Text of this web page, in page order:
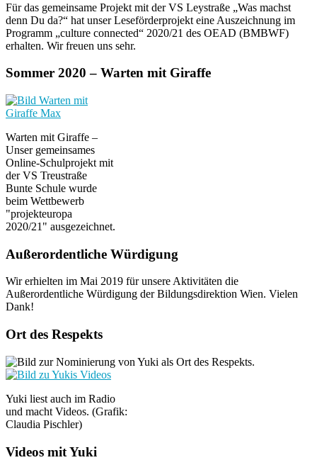
Für das gemeinsame Projekt mit der VS Leystraße „Was machst
denn Du da?“ hat unser Leseförderprojekt eine Auszeichnung im
Programm „culture connected“ 2020/21 des OEAD (BMBWF)
erhalten. Wir freuen uns sehr.
Sommer 2020 – Warten mit Giraffe
Warten mit Giraffe –
Unser gemeinsames
Online-Schulprojekt mit
der VS Treustraße
Bunte Schule wurde
beim Wettbewerb
"projekteuropa
2020/21" ausgezeichnet.
Außerordentliche Würdigung
Wir erhielten im Mai 2019 für unsere Aktivitäten die
Außerordentliche Würdigung der Bildungsdirektion Wien. Vielen
Dank!
Ort des Respekts
Yuki liest auch im Radio
und macht Videos. (Grafik:
Claudia Pischler)
Videos mit Yuki